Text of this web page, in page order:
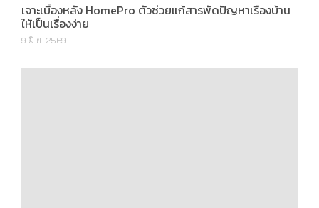
เจาะเบื้องหลัง HomePro ตัวช่วยแก้สารพัดปัญหาเรื่องบ้าน
ให้เป็นเรื่องง่าย
9 มิ.ย. 2569